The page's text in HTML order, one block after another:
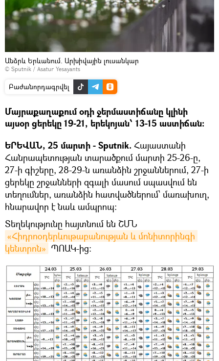
Անձրև Երևանում. Արխիվային լուսանկար
© Sputnik / Asatur Yesayants
Բաժանորդագրվել
Մայրաքաղաքում օդի ջերմաստիճանը կլինի
այսօր ցերեկը 19-21, երեկոյան՝ 13-15 աստիճան։
ԵՐԵՎԱՆ, 25 մարտի - Sputnik. Հայաստանի
Հանրապետության տարածքում մարտի 25-26-ը,
27-ի գիշերը, 28-29-ն առանձին շրջաններում, 27-ի
ցերեկը շրջանների զգալի մասում սպասվում են
տեղումներ, առանձին հատվածներում՝ մառախուղ,
հնարավոր է նաև ամպրոպ:
Տեղեկությունը հայտնում են ՇՄՆ
«Հիդրոօդերևութաբանության և մոնիտորինգի
կենտրոն» ՊՈԱԿ-ից։